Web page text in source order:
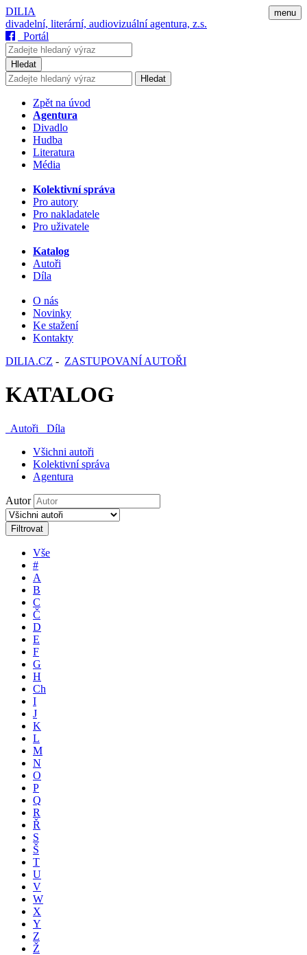
menu
DILIA
divadelní, literární, audiovizuální agentura, z.s.
Portál
Hledat
Hledat
Zpět na úvod
Agentura
Divadlo
Hudba
Literatura
Média
Kolektivní správa
Pro autory
Pro nakladatele
Pro uživatele
Katalog
Autoři
Díla
O nás
Novinky
Ke stažení
Kontakty
DILIA.CZ - ZASTUPOVANÍ AUTOŘI
KATALOG
Autoři
Díla
Všichni autoři
Kolektivní správa
Agentura
Autor
Filtrovat
Vše
#
A
B
C
Č
D
E
F
G
H
Ch
I
J
K
L
M
N
O
P
Q
R
Ř
S
Š
T
U
V
W
X
Y
Z
Ž